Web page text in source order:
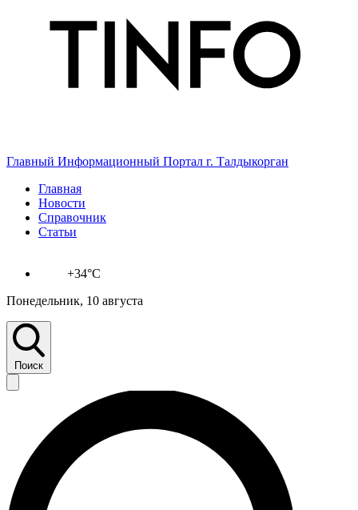
Главный Информационный Портал г. Талдыкорган
Главная
Новости
Справочник
Статьи
+34°C
Понедельник, 10 августа
Поиск